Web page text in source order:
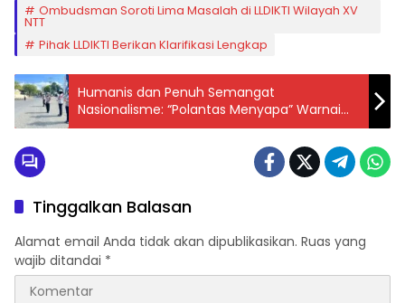
Ombudsman Soroti Lima Masalah di LLDIKTI Wilayah XV
NTT
Pihak LLDIKTI Berikan Klarifikasi Lengkap
Humanis dan Penuh Semangat
Nasionalisme: “Polantas Menyapa” Warnai
Jalan Merdeka di Soppeng
Tinggalkan Balasan
Alamat email Anda tidak akan dipublikasikan. Ruas yang
wajib ditandai *